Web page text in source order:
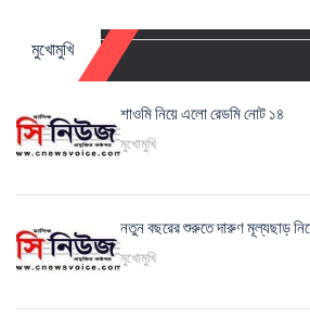
মুখোমুখি
শাওমি নিয়ে এলো রেডমি নোট ১৪
মুখোমুখি
নতুন বছরের শুরুতে দারুণ মূল্যছাড়
মুখোমুখি